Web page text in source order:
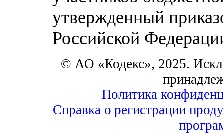
утвержденный
Российской
© АО «Кодекс», 2025.
Политика
Справка о регистрации